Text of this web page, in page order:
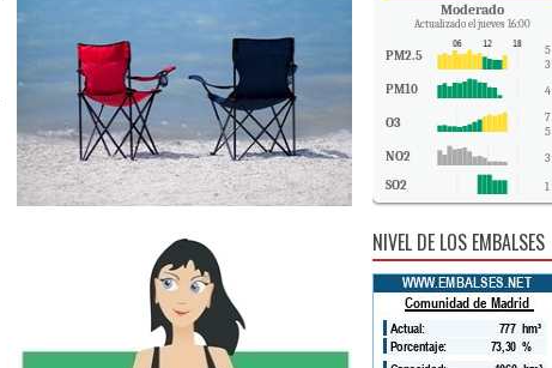
Moderado
Actualizado el jueves 16:00
PM2.5
5
3
PM10 4
O3
7
5
NO2 3
SO2 1
NIVEL DE LOS EMBALSES